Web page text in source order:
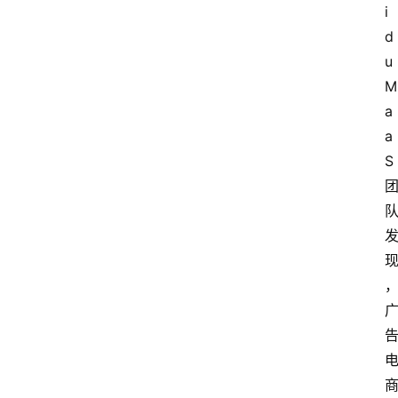
i
d
u
M
a
a
S
团
队
发
现
，
广
告
电
商